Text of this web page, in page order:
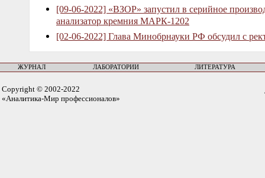
[09-06-2022] «ВЗОР» запустил в серийное
анализатор кремния МАРК-1202
[02-06-2022] Глава Минобрнауки РФ обсудил с
ЖУРНАЛ ЛАБОРАТОРИИ ЛИТЕРАТУРА
Copyright © 2002-2022
«Аналитика-Мир профессионалов»